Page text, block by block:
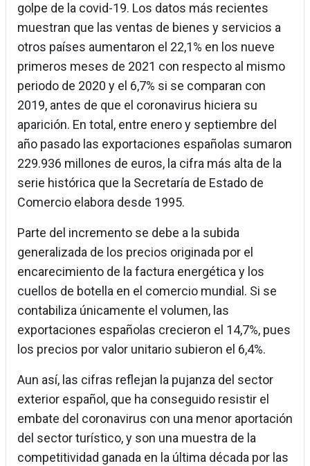
golpe de la covid-19. Los datos más recientes
muestran que las ventas de bienes y servicios a
otros países aumentaron el 22,1% en los nueve
primeros meses de 2021 con respecto al mismo
periodo de 2020 y el 6,7% si se comparan con
2019, antes de que el coronavirus hiciera su
aparición. En total, entre enero y septiembre del
año pasado las exportaciones españolas sumaron
229.936 millones de euros, la cifra más alta de la
serie histórica que la Secretaría de Estado de
Comercio elabora desde 1995.
Parte del incremento se debe a la subida
generalizada de los precios originada por el
encarecimiento de la factura energética y los
cuellos de botella en el comercio mundial. Si se
contabiliza únicamente el volumen, las
exportaciones españolas crecieron el 14,7%, pues
los precios por valor unitario subieron el 6,4%.
Aun así, las cifras reflejan la pujanza del sector
exterior español, que ha conseguido resistir el
embate del coronavirus con una menor aportación
del sector turístico, y son una muestra de la
competitividad ganada en la última década por las